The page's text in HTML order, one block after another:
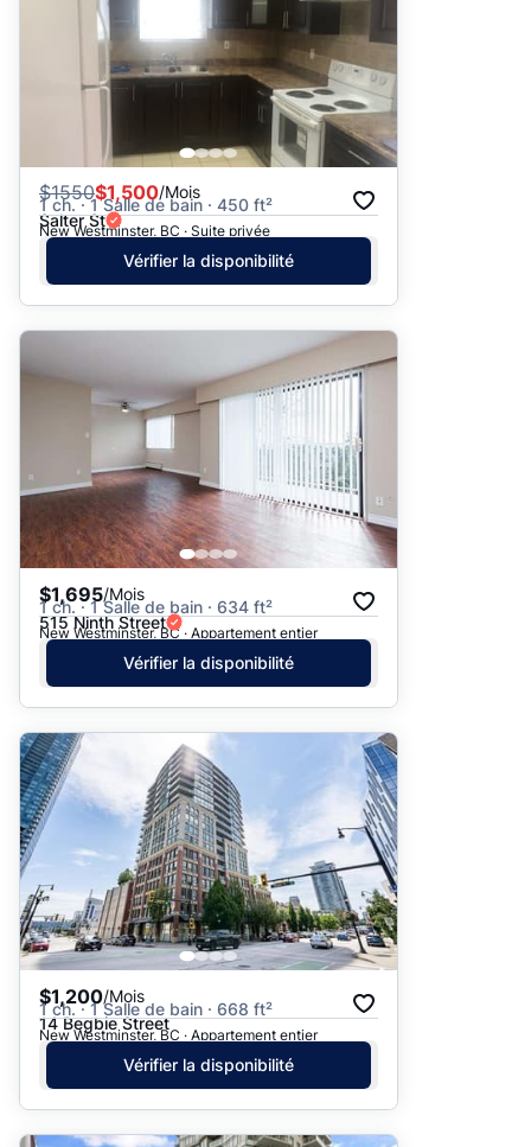
$1550$1,500/Mois
1 ch. · 1 Salle de bain · 450 ft²
Salter St
New Westminster, BC · Suite privée
Vérifier la disponibilité
$1,695/Mois
1 ch. · 1 Salle de bain · 634 ft²
515 Ninth Street
New Westminster, BC · Appartement entier
Vérifier la disponibilité
$1,200/Mois
1 ch. · 1 Salle de bain · 668 ft²
14 Begbie Street
New Westminster, BC · Appartement entier
Vérifier la disponibilité